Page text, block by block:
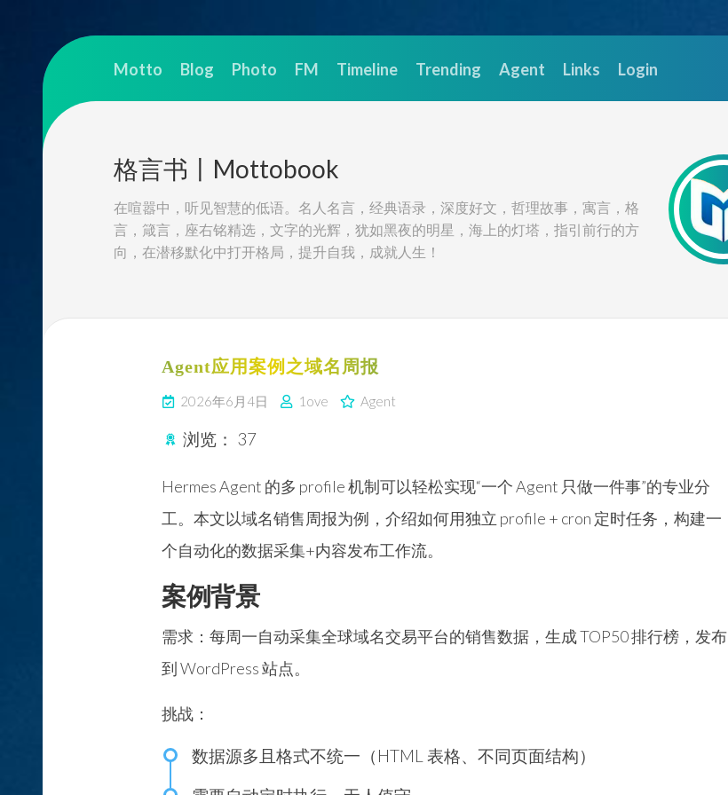
content
Motto Blog Photo FM Timeline Trending Agent Links Login
格言书丨Mottobook
在喧嚣中，听见智慧的低语。名人名言，经典语录，深度好文，哲理故事，寓言，格
言，箴言，座右铭精选，文字的光辉，犹如黑夜的明星，海上的灯塔，指引前行的方
向，在潜移默化中打开格局，提升自我，成就人生！
Agent应用案例之域名周报
2026年6月4日 1ove Agent
浏览： 37
Hermes Agent 的多 profile 机制可以轻松实现“一个 Agent 只做一件事”的专业分
工。本文以域名销售周报为例，介绍如何用独立 profile + cron 定时任务，构建一
个自动化的数据采集+内容发布工作流。
案例背景
需求：每周一自动采集全球域名交易平台的销售数据，生成 TOP50 排行榜，发布
到 WordPress 站点。
挑战：
数据源多且格式不统一（HTML 表格、不同页面结构）